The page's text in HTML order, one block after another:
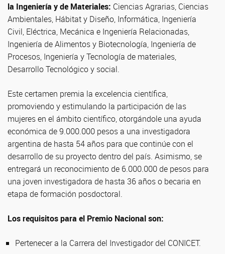
la Ingeniería y de Materiales: Ciencias Agrarias, Ciencias
Ambientales, Hábitat y Diseño, Informática, Ingeniería
Civil, Eléctrica, Mecánica e Ingeniería Relacionadas,
Ingeniería de Alimentos y Biotecnología, Ingeniería de
Procesos, Ingeniería y Tecnología de materiales,
Desarrollo Tecnológico y social.
Este certamen premia la excelencia científica,
promoviendo y estimulando la participación de las
mujeres en el ámbito científico, otorgándole una ayuda
económica de 9.000.000 pesos a una investigadora
argentina de hasta 54 años para que continúe con el
desarrollo de su proyecto dentro del país. Asimismo, se
entregará un reconocimiento de 6.000.000 de pesos para
una joven investigadora de hasta 36 años o becaria en
etapa de formación posdoctoral.
Los requisitos para el Premio Nacional son:
Pertenecer a la Carrera del Investigador del CONICET.